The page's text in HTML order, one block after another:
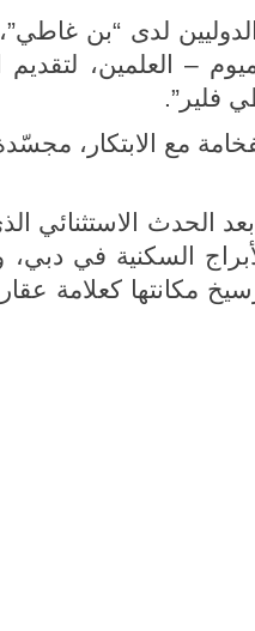
الدوليين لدى “بن
– العلمين،
فلير”.
مع الابتكار،
الحدث الاستثنائي
السكنية في
مكانتها كعلامة